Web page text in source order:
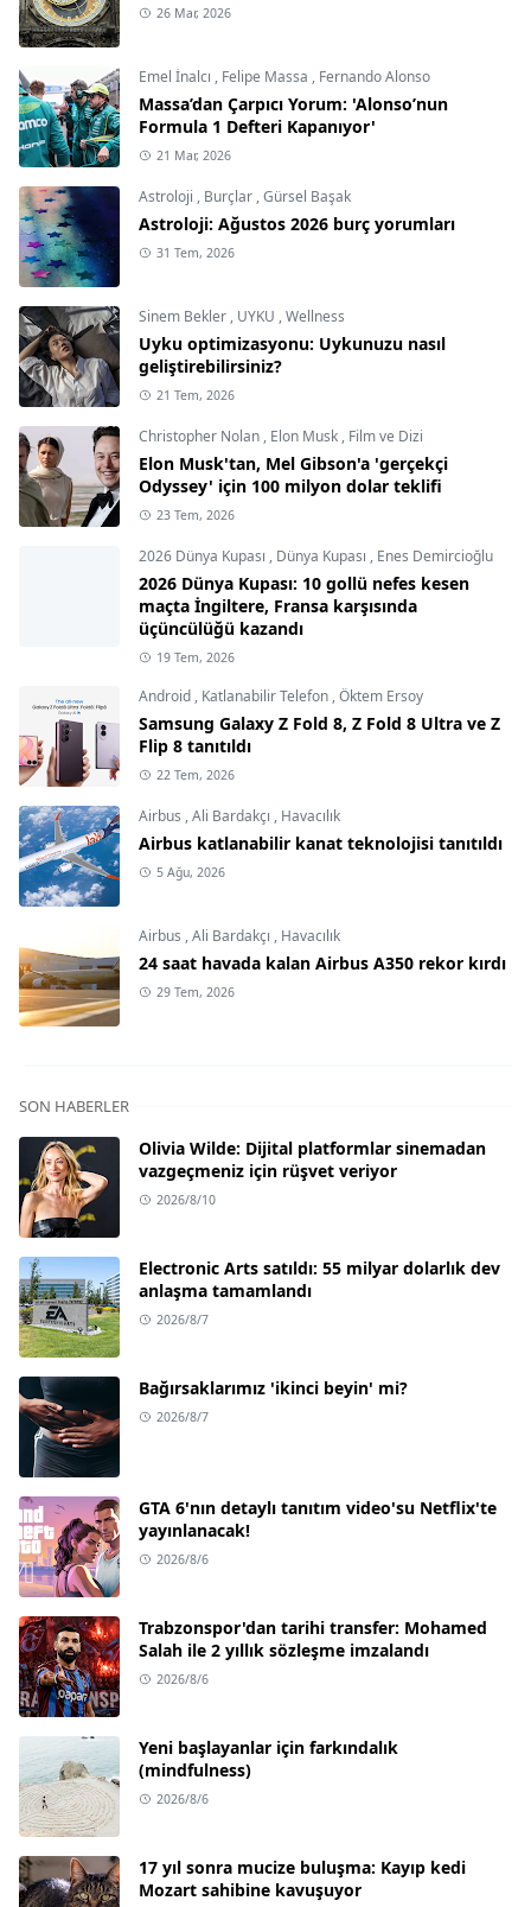
26 Mar, 2026
Emel İnalcı , Felipe Massa , Fernando Alonso
Massa’dan Çarpıcı Yorum: 'Alonso’nun
Formula 1 Defteri Kapanıyor'
21 Mar, 2026
Astroloji , Burçlar ,Gürsel Başak
Astroloji: Ağustos 2026 burç yorumları
31 Tem, 2026
Sinem Bekler , UYKU ,Wellness
Uyku optimizasyonu: Uykunuzu nasıl
geliştirebilirsiniz?
21 Tem, 2026
Christopher Nolan , Elon Musk , Film ve Dizi
Elon Musk'tan, Mel Gibson'a 'gerçekçi
Odyssey' için 100 milyon dolar teklifi
23 Tem, 2026
2026 Dünya Kupası , Dünya Kupası , Enes Demircioğlu
2026 Dünya Kupası: 10 gollü nefes kesen
maçta İngiltere, Fransa karşısında
üçüncülüğü kazandı
19 Tem, 2026
Android , Katlanabilir Telefon ,Öktem Ersoy
Samsung Galaxy Z Fold 8, Z Fold 8 Ultra ve Z
Flip 8 tanıtıldı
22 Tem, 2026
Airbus ,Ali Bardakçı , Havacılık
Airbus katlanabilir kanat teknolojisi tanıtıldı
5 Ağu, 2026
Airbus ,Ali Bardakçı , Havacılık
24 saat havada kalan Airbus A350 rekor kırdı
29 Tem, 2026
SON HABERLER
Olivia Wilde: Dijital platformlar sinemadan
vazgeçmeniz için rüşvet veriyor
2026/8/10
Electronic Arts satıldı: 55 milyar dolarlık dev
anlaşma tamamlandı
2026/8/7
Bağırsaklarımız 'ikinci beyin' mi?
2026/8/7
GTA 6'nın detaylı tanıtım video'su Netflix'te
yayınlanacak!
2026/8/6
Trabzonspor'dan tarihi transfer: Mohamed
Salah ile 2 yıllık sözleşme imzalandı
2026/8/6
Yeni başlayanlar için farkındalık
(mindfulness)
2026/8/6
17 yıl sonra mucize buluşma: Kayıp kedi
Mozart sahibine kavuşuyor